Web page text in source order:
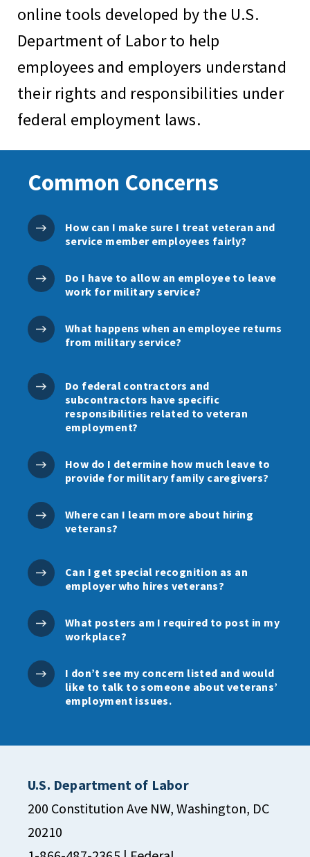
online tools developed by the U.S.
Department of Labor to help
employees and employers understand
their rights and responsibilities under
federal employment laws.
Common Concerns
How can I make sure I treat veteran and
service member employees fairly?
Do I have to allow an employee to leave
work for military service?
What happens when an employee returns
from military service?
Do federal contractors and
subcontractors have specific
responsibilities related to veteran
employment?
How do I determine how much leave to
provide for military family caregivers?
Where can I learn more about hiring
veterans?
Can I get special recognition as an
employer who hires veterans?
What posters am I required to post in my
workplace?
I don’t see my concern listed and would
like to talk to someone about veterans’
employment issues.
U.S. Department of Labor
200 Constitution Ave NW, Washington, DC
20210